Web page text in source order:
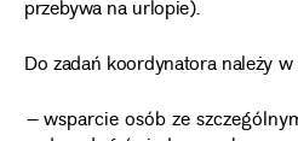
przebywa na urlopie).
Do zadań koordynatora należy w
wsparcie osób ze